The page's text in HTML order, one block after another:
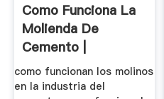
Como Funciona La
Molienda De
Cemento |
Trituradoras Y
Molinos
como funcionan los molinos
en la industria del